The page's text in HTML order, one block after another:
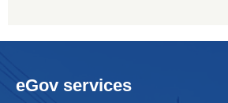
eGov services